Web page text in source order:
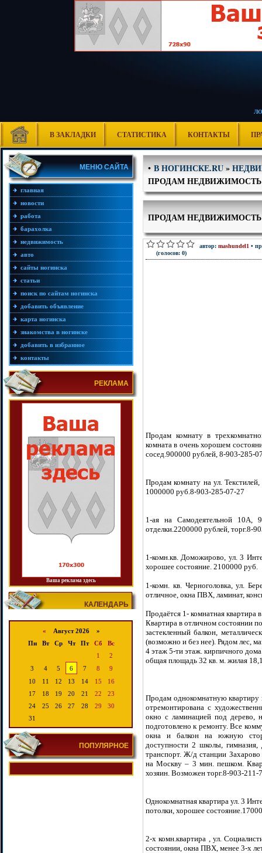
В ЗАКЛАДКИ СТАТИСТИКА КОНТАКТЫ
МЕНЮ САЙТА
главная
новости
работа
барахолка
недвижимость
авто
сайты ногинска
статьи
поиск по сайтам ногинска
добавить объявление
карта ногинска
знакомства в ногинске
добавить в избранное
контакты
РЕКЛАМА
Ваша реклама здесь
КАЛЕНДАРЬ
« Август 2026 »
Пн
Вт Ср Чт Пт Сб
Вс
1
2
3
4 5 6 7 8
9
10
11 12 13 14 15
16
17
18 19 20 21 22
23
24
25 26 27 28 29
30
31
ПОПУЛЯРНОЕ
•В НОГИНСКЕ.RU»
ПРОДАМ НЕДВИЖИМОСТЬ
ПРОДАМ НЕДВИЖИМОСТЬ
(голосов: 0)
автор: mashundel1 •
Продам комнату в
комната в очень хорошем
сосед.900000 рублей, 8-903-285-
Продам комнату на ул.
1000000 руб.8-903-285-07-27
1-ая на Самодеятельной 10А,
отделки.2200000 рублей, торг.8-
1-комн.кв. Доможирово, ул. 3
хорошее состояние. 2100000 руб.
1-комн. кв. Черноголовка, ул.
отличное, окна ПВХ, ламинат,
Продаётся 1- комнатная квартира
Квартира в отличном состоянии
застекленный балкон,
(возможно и без нее). Рядом лес,
4 этаж 5-ти этаж. кирпичного
общая площадь 32 кв. м. жилая
Продам однокомнатную квартиру
отремонтирована с
окно с ламинацией под дерево,
подготовлено к ремонту. Все
окна и балкон на южную
доступности 2 школы, гимназия,
транспорт. Ж/д станции
на Москву – 3 мин. пешком.
хозяин. Возможен торг.8-903-211-
Однокомнатная квартира ул. 3
потолки, хорошее
2-х комн.квартира , ул.
состоянии, окна ПВХ, менее 3-х